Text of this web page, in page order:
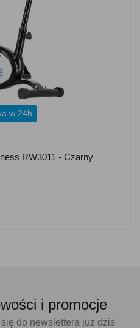
w 24h
RW3011 - Czarny
i promocje
do newslettera już dziś